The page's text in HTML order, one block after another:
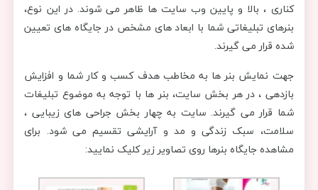
کناری ، بالا و پایین وب سایت ها ظاهر می شوند. در این نوع،
بنرهای تبلیغاتی شما با ابعاد های مشخص در جایگاه های تعیین
شده قرار می گیرند.
جهت نمایش بنر ها به مخاطب هدف کسب و کار شما و افزایش
بازدهی ، در هر بخش سایت، بنر ها با توجه به موضوع تبلیغات
شما قرار می گیرند. سایت به چهار بخش جراحی های زیبایی ،
سلامت، سبک زندگی و مد و آرایشی تقسیم می شود. برای
مشاهده جایگاه بنرها روی تصاویر زیر کلیک نمایید: